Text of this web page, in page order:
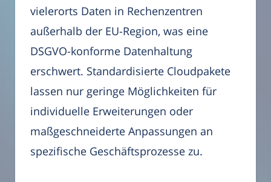
vielerorts Daten in Rechenzentren
außerhalb der EU-Region, was eine
DSGVO-konforme Datenhaltung
erschwert. Standardisierte Cloudpakete
lassen nur geringe Möglichkeiten für
individuelle Erweiterungen oder
maßgeschneiderte Anpassungen an
spezifische Geschäftsprozesse zu.